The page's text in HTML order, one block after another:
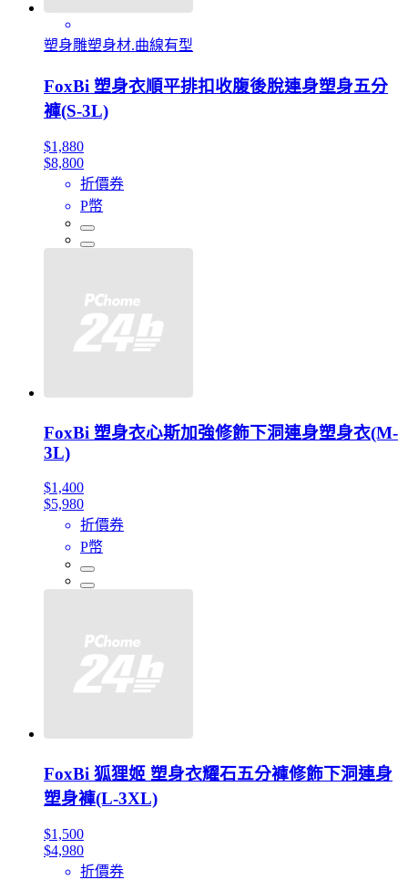
塑身雕塑身材.曲線有型
FoxBi 塑身衣順平排扣收腹後脫連身塑身五分
褲(S-3L)
$1,880
$8,800
折價券
P幣
FoxBi 塑身衣心斯加強修飾下洞連身塑身衣(M-
3L)
$1,400
$5,980
折價券
P幣
FoxBi 狐狸姬 塑身衣耀石五分褲修飾下洞連身
塑身褲(L-3XL)
$1,500
$4,980
折價券